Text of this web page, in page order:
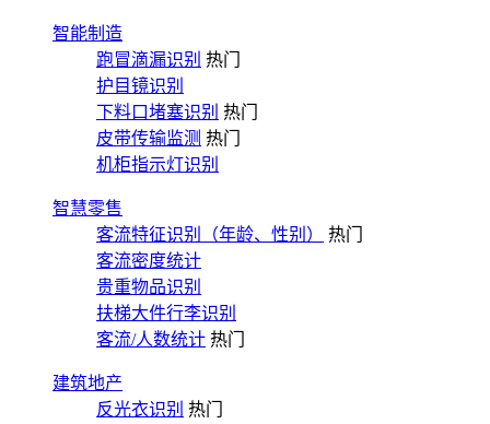
智能制造
跑冒滴漏识别 热门
护目镜识别
下料口堵塞识别 热门
皮带传输监测 热门
机柜指示灯识别
智慧零售
客流特征识别（年龄、性别）
热门
客流密度统计
贵重物品识别
扶梯大件行李识别
客流/人数统计 热门
建筑地产
反光衣识别 热门